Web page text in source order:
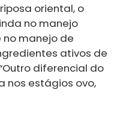
oriental, o
no manejo
manejo de
ativos de
diferencial do
nos estágios ovo,